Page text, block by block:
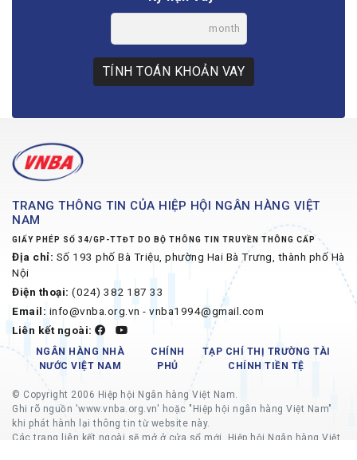
month
TÍNH TOÁN KHOẢN VAY
TRANG THÔNG TIN CỦA HIỆP HỘI NGÂN HÀNG VIỆT
NAM
GIẤY PHÉP SỐ 34/GP-TTĐT DO BỘ THÔNG TIN TRUYỀN THÔNG CẤP
Địa chỉ: Số 193 phố Bà Triệu, phường Hai Bà Trưng, thành phố Hà
Nội
Điện thoại: (024) 382 187 33
Email: info@vnba.org.vn - vnba1994@gmail.com
Liên kết ngoài:
NGÂN HÀNG NHÀ
NƯỚC VIỆT NAM
CHÍNH
PHỦ
TẠP CHÍ THỊ TRƯỜNG TÀI
CHÍNH TIỀN TỆ
© Copyright 2006 Hiệp hội Ngân hàng Việt Nam.
Ghi rõ nguồn 'www.vnba.org.vn' hoặc "Hiệp hội ngân hàng Việt Nam"
khi phát hành lại thông tin từ website này.
Các trang liên kết ngoài sẽ mở ở cửa sổ mới, Hiệp hội Ngân hàng Việt